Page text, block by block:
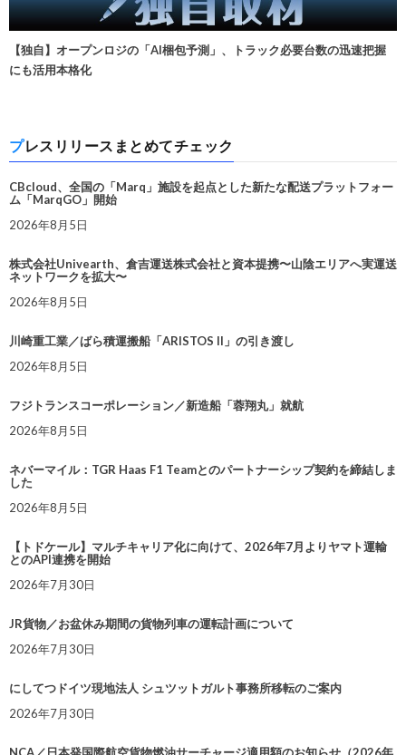
【独自】オープンロジの「AI梱包予測」、トラック必要台数の迅速把握
にも活用本格化
プレスリリースまとめてチェック
CBcloud、全国の「Marq」施設を起点とした新たな配送プラットフォー
ム「MarqGO」開始
2026年8月5日
株式会社Univearth、倉吉運送株式会社と資本提携〜山陰エリアへ実運送
ネットワークを拡大〜
2026年8月5日
川崎重工業／ばら積運搬船「ARISTOS II」の引き渡し
2026年8月5日
フジトランスコーポレーション／新造船「蓉翔丸」就航
2026年8月5日
ネバーマイル：TGR Haas F1 Teamとのパートナーシップ契約を締結しま
した
2026年8月5日
【トドケール】マルチキャリア化に向けて、2026年7月よりヤマト運輸
とのAPI連携を開始
2026年7月30日
JR貨物／お盆休み期間の貨物列車の運転計画について
2026年7月30日
にしてつドイツ現地法人 シュツットガルト事務所移転のご案内
2026年7月30日